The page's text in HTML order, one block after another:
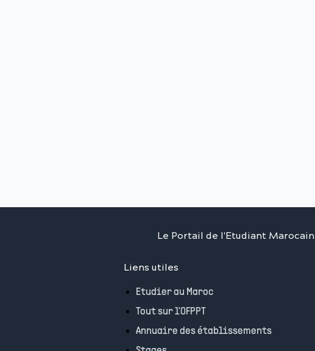
Le Portail de l'Etudiant Marocain
Liens utiles
Etudier au Maroc
Tout sur l'OFPPT
Annuaire des établissements